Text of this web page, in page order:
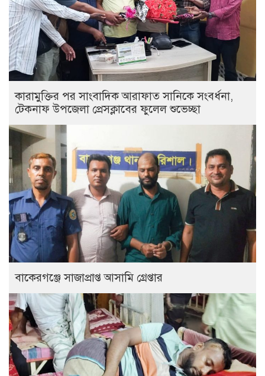
কারামুক্তির পর সাংবাদিক আরাফাত সানিকে সংবর্ধনা,
টেকনাফ উপজেলা প্রেসক্লাবের ফুলেল শুভেচ্ছা
বাকেরগঞ্জে সাজাপ্রাপ্ত আসামি গ্রেপ্তার